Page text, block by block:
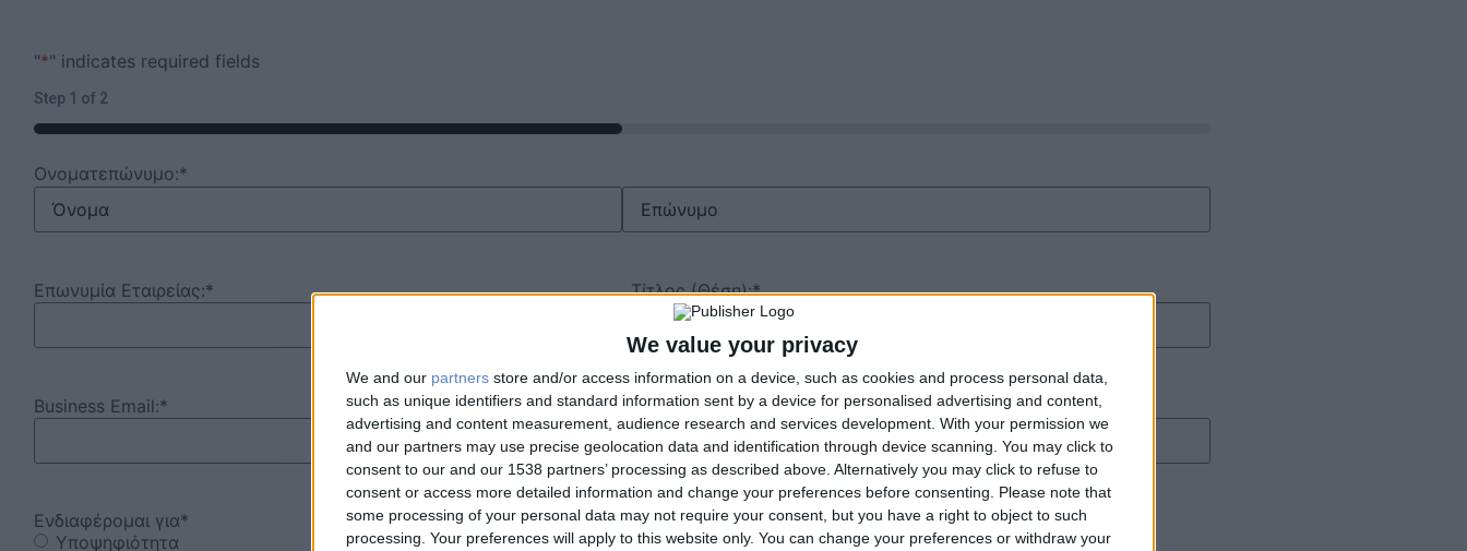
We value your privacy
We and our partners store and/or access information on a device, such as cookies and process personal data,
such as unique identifiers and standard information sent by a device for personalised advertising and content,
advertising and content measurement, audience research and services development. With your permission we
and our partners may use precise geolocation data and identification through device scanning. You may click to
consent to our and our 1538 partners’ processing as described above. Alternatively you may click to refuse to
consent or access more detailed information and change your preferences before consenting.
Please note that
some processing of your personal data may not require your consent, but you have a right to object to such
processing. Your preferences will apply to this website only. You can change your preferences or withdraw your